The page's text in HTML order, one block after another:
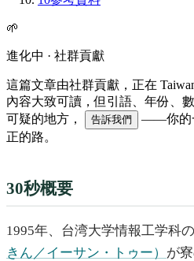
🌱
進化中 · 社群貢獻
這篇文章由社群貢獻，正在
內容大致可讀，但引語、年份、
可疑的地方，
告訴我們
——你的
正的路。
30秒概要
1995年、台湾大学情報工学科
きん／イーサン・トゥー） が